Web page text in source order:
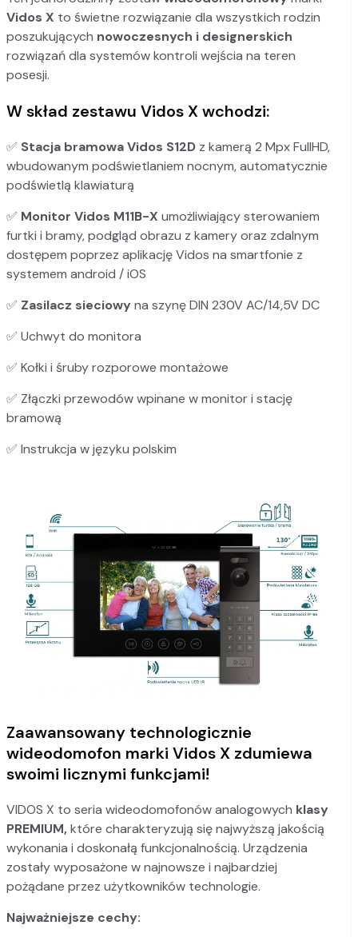
Vidos X to świetne rozwiązanie dla wszystkich rodzin
poszukujących nowoczesnych i designerskich
rozwiązań dla systemów kontroli wejścia na teren
posesji.
W skład zestawu Vidos X wchodzi:
✅ Stacja bramowa Vidos S12D z kamerą 2 Mpx FullHD,
wbudowanym podświetlaniem nocnym, automatycznie
podświetlą klawiaturą
✅ Monitor Vidos M11B-X umożliwiający sterowaniem
furtki i bramy, podgląd obrazu z kamery oraz zdalnym
dostępem poprzez aplikację Vidos na smartfonie z
systemem android / iOS
✅ Zasilacz sieciowy na szynę DIN 230V AC/14,5V DC
✅ Uchwyt do monitora
✅ Kołki i śruby rozporowe montażowe
✅ Złączki przewodów wpinane w monitor i stację
bramową
✅ Instrukcja w języku polskim
Zaawansowany technologicznie
wideodomofon marki Vidos X zdumiewa
swoimi licznymi funkcjami!
VIDOS X to seria wideodomofonów analogowych klasy
PREMIUM,które charakteryzują się najwyższą jakością
wykonania i doskonałą funkcjonalnością. Urządzenia
zostały wyposażone w najnowsze i najbardziej
pożądane przez użytkowników technologie.
Najważniejsze cechy: